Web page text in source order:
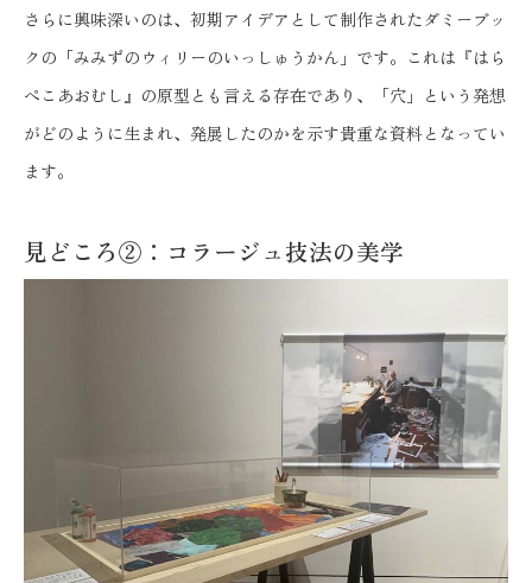
さらに興味深いのは、初期アイデアとして制作されたダミーブッ
クの「みみずのウィリーのいっしゅうかん」です。これは『はら
ぺこあおむし』の原型とも言える存在であり、「穴」という発想
がどのように生まれ、発展したのかを示す貴重な資料となってい
ます。
見どころ②：コラージュ技法の美学